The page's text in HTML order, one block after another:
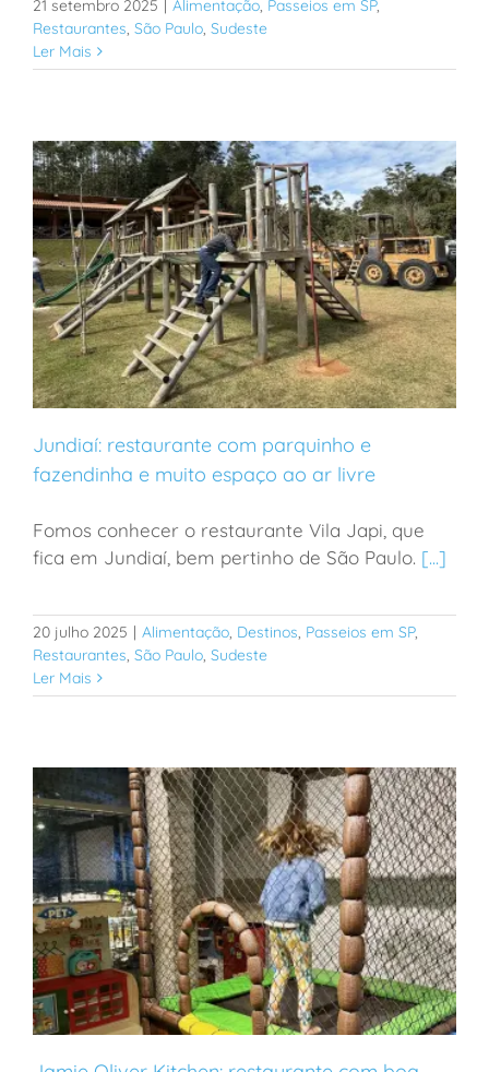
21 setembro 2025 Alimentação, Passeios em SP,
Restaurantes, São Paulo, Sudeste
Ler Mais
Jundiaí: restaurante com parquinho e fazendinha e
muito espaço ao ar livre
Jundiaí: restaurante com parquinho e
fazendinha e muito espaço ao ar livre
Fomos conhecer o restaurante Vila Japi, que
fica em Jundiaí, bem pertinho de São Paulo. [...]
20 julho 2025 | Alimentação, Destinos, Passeios em SP,
Restaurantes, São Paulo, Sudeste
Ler Mais